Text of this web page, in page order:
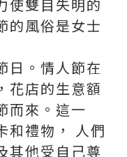
使雙目失明的
的風俗是女士
日。情人節在
花店的生意額
而來。這一
和禮物， 人們
其他受自己尊